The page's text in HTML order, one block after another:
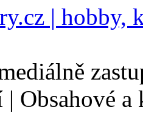
| hobby,
Obsahové